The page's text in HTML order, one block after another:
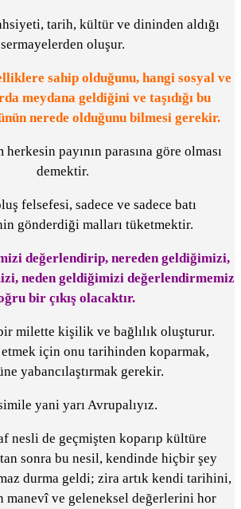
tarih, kültür ve dininden aldığı
sermayelerden oluşur.
sahip olduğunu, hangi sosyal ve
meydana geldiğini ve taşıdığı bu
nerede olduğunu bilmesi gerekir.
payının parasına göre olması
demektir.
felsefesi, sadece ve sadece batı
gönderdiği malları tüketmektir.
değerlendirip, nereden geldiğimizi,
neden geldiğimizi değerlendirmemiz
bir çıkış olacaktır.
milette kişilik ve bağlılık oluşturur.
için onu tarihinden koparmak,
yabancılaştırmak gerekir.
yani yarı Avrupalıyız.
nesli de geçmişten koparıp kültüre
sonra bu nesil, kendinde hiçbir şey
durma geldi; zira artık kendi tarihini,
manevî ve geleneksel değerlerini hor